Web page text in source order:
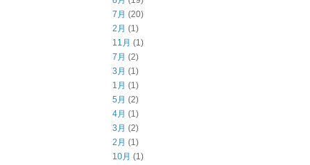
7月 (20)
2月 (1)
11月 (1)
7月 (2)
3月 (1)
1月 (1)
5月 (2)
4月 (1)
3月 (2)
2月 (1)
10月 (1)